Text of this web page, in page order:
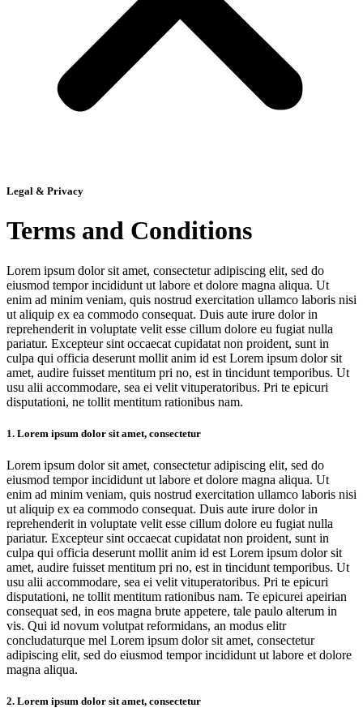
Legal & Privacy
Terms and Conditions
Lorem ipsum dolor sit amet, consectetur adipiscing elit, sed do
eiusmod tempor incididunt ut labore et dolore magna aliqua. Ut
enim ad minim veniam, quis nostrud exercitation ullamco laboris nisi
ut aliquip ex ea commodo consequat. Duis aute irure dolor in
reprehenderit in voluptate velit esse cillum dolore eu fugiat nulla
pariatur. Excepteur sint occaecat cupidatat non proident, sunt in
culpa qui officia deserunt mollit anim id est Lorem ipsum dolor sit
amet, audire fuisset mentitum pri no, est in tincidunt temporibus. Ut
usu alii accommodare, sea ei velit vituperatoribus. Pri te epicuri
disputationi, ne tollit mentitum rationibus nam.
1. Lorem ipsum dolor sit amet, consectetur
Lorem ipsum dolor sit amet, consectetur adipiscing elit, sed do
eiusmod tempor incididunt ut labore et dolore magna aliqua. Ut
enim ad minim veniam, quis nostrud exercitation ullamco laboris nisi
ut aliquip ex ea commodo consequat. Duis aute irure dolor in
reprehenderit in voluptate velit esse cillum dolore eu fugiat nulla
pariatur. Excepteur sint occaecat cupidatat non proident, sunt in
culpa qui officia deserunt mollit anim id est Lorem ipsum dolor sit
amet, audire fuisset mentitum pri no, est in tincidunt temporibus. Ut
usu alii accommodare, sea ei velit vituperatoribus. Pri te epicuri
disputationi, ne tollit mentitum rationibus nam. Te epicurei apeirian
consequat sed, in eos magna brute appetere, tale paulo alterum in
vis. Qui id novum volutpat reformidans, an modus elitr
concludaturque mel Lorem ipsum dolor sit amet, consectetur
adipiscing elit, sed do eiusmod tempor incididunt ut labore et dolore
magna aliqua.
2. Lorem ipsum dolor sit amet, consectetur